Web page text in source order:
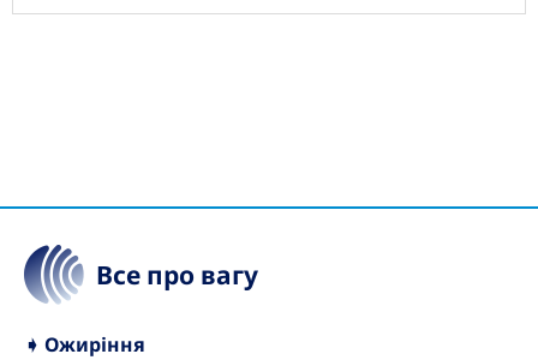
Все про вагу
➧ Ожиріння